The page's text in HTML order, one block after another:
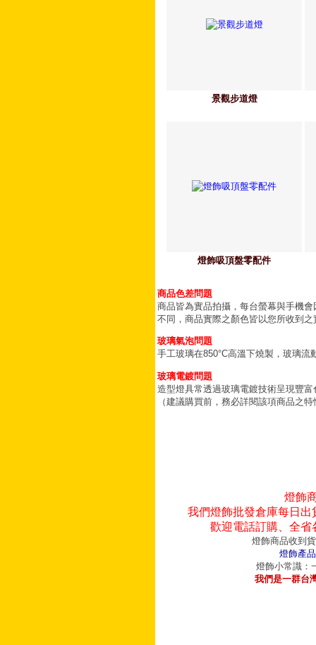
景觀步道燈
燈飾吸頂盤零配件
商品色差問題
商品皆為實品拍攝，每台螢幕與手機
不同，商品實際之顏色皆以您所收到之
玻璃氣泡問題
手工玻璃在850°C高溫下燒製，玻璃
玻璃電鍍問題
造型燈具常透過玻璃電鍍技術呈現豐
（建議購買前，務必詳閱該項商品之
燈飾
我們燈飾批發倉庫每日
歡迎電話訂購、全
燈飾商品收到
燈飾產
燈飾小常識：
我們是一群台